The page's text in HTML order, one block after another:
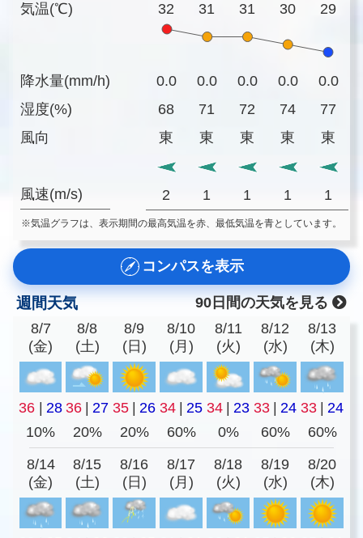
気温(℃)
降水量(mm/h)
湿度(%)
風向
風速(m/s)
32 31 31 30 29
0.0 0.0 0.0 0.0
0.0
68
71 72 74
77
東
東 東 東 東
2 1 1 1 1
※気温グラフは、表示期間の最高気温を赤、最低気温を青としています。
コンパスを表示
週間天気
90日間の天気を見る
8/7
(金)
8/8
(土)
8/9
(日)
8/10
(月)
8/11
(火)
8/12
(水)
8/13
(木)
36 | 28 36 | 27 35 | 26 34 | 25 34 | 23 33 | 24 33 | 24
10%
20% 20% 60% 0% 60% 60%
8/14
(金)
8/15
(土)
8/16
(日)
8/17
(月)
8/18
(火)
8/19
(水)
8/20
(木)